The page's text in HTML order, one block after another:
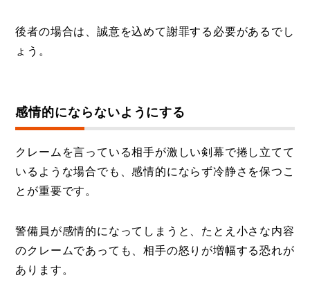
後者の場合は、誠意を込めて謝罪する必要があるでし
ょう。
感情的にならないようにする
クレームを言っている相手が激しい剣幕で捲し立てて
いるような場合でも、感情的にならず冷静さを保つこ
とが重要です。
警備員が感情的になってしまうと、たとえ小さな内容
のクレームであっても、相手の怒りが増幅する恐れが
あります。